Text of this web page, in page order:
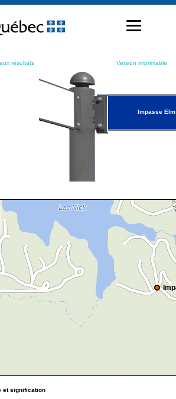
résultats Version imprimable
Impasse Elm
et signification